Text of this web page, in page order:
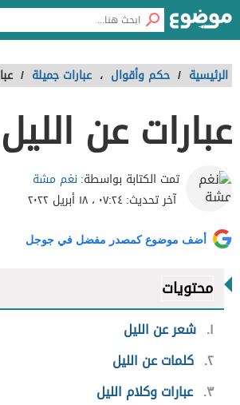
الرئيسية / حكم وأقوال ، عبارات جميلة /
عبارات عن الليل
تمت الكتابة بواسطة: نغم مشة
آخر تحديث:٠٧:٢٤ ، ١٨ أبريل ٢٠٢٢
أضف موضوع كمصدر مفضل في جوجل
محتويات
١ شعر عن الليل
٢ كلمات عن الليل
٣ عبارات وكلام الليل